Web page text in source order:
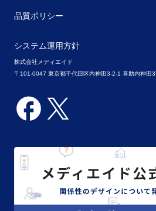
株式会社メディエイド
〒101-0047 東京都千代田区内神田3-2-1 喜助内神田
品質ポリシー
システム運用方針